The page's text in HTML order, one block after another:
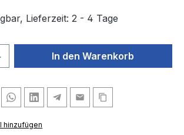
Lieferzeit: 2 - 4 Tage
Gib den
In den Warenkorb
hinzufügen